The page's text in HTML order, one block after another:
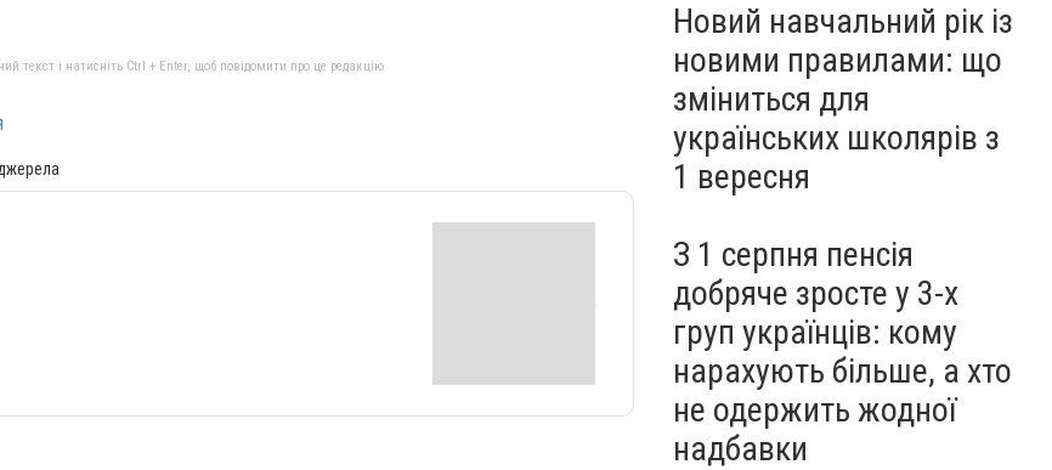
текст і натисніть Ctrl + Enter, щоб повідомити про це редакцію
Юна піаністка з Тернополя
здобула перемогу на
міжнародному конкурсі
"Golden Talent World" (ФОТО)
18:00Новий навчальний рік із
новими правилами: що
зміниться для
українських школярів з
1 вересня
З 1 серпня пенсія
добряче зросте у 3-х
груп українців: кому
нарахують більше, а хто
не одержить жодної
надбавки